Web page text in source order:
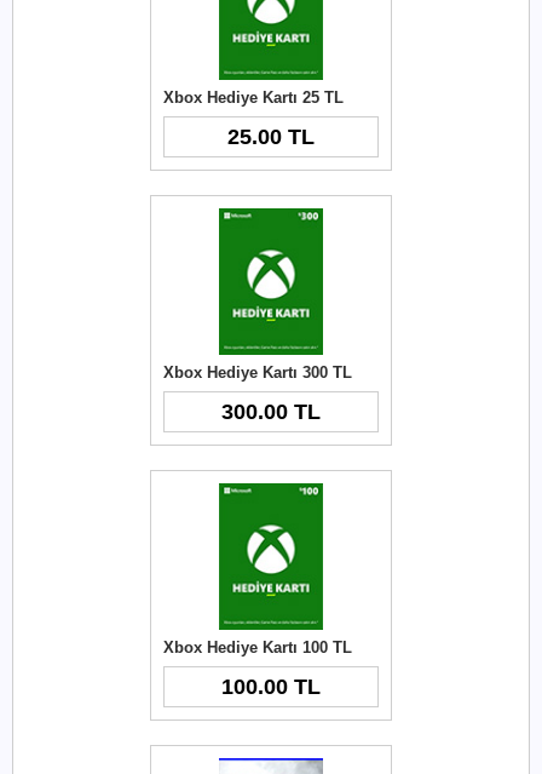
Xbox Hediye Kartı 25 TL
25.00 TL
Xbox Hediye Kartı 300 TL
300.00 TL
Xbox Hediye Kartı 100 TL
100.00 TL